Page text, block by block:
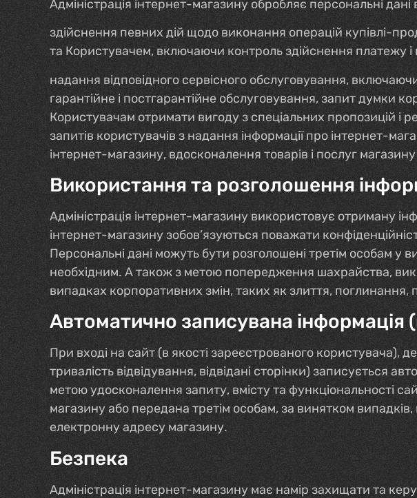
Адміністрація інтернет-магазину обробляє персональні дані
здійснення певних дій щодо виконання операцій купівлі-
та Користувачем, включаючи контроль здійснення платежу
надання відповідного сервісного обслуговування,
гарантійне і постгарантійне обслуговування, запит думки
Користувачам отримати вигоду з спеціальних пропозицій і
запитів користувачів з надання інформації про інтернет-
інтернет-магазину, вдосконалення товарів і послуг
Використання та розголошення
Адміністрація інтернет-магазину використовує отриману
інтернет-магазину зобов’язуються поважати
Персональні дані можуть бути розголошені третім особам у
необхідним. А також з метою попередження шахрайства,
випадках корпоративних змін, таких як злиття, поглинання,
Автоматично записувана інформація
При вході на сайт (в якості зареєстрованого користувача),
тривалість відвідування, відвідані сторінки) записується
метою удосконалення запиту, вмісту та функціональності
магазину або передана третім особам, за винятком
електронну адресу магазину.
Безпека
Адміністрація інтернет-магазину має намір захищати та